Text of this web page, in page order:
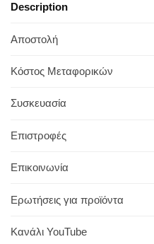
Description
Αποστολή
Κόστος Μεταφορικών
Συσκευασία
Επιστροφές
Επικοινωνία
Ερωτήσεις για προϊόντα
Κανάλι YouTube